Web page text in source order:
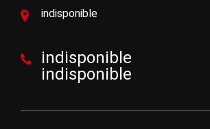
indisponible
indisponible
indisponible